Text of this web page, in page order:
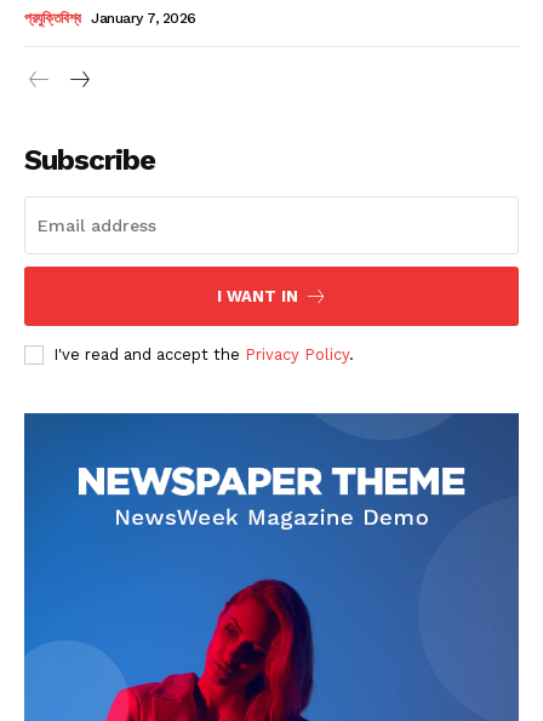
Company
About
Subscription Plans
My account
প্রযুক্তিবিশ্ব January 7, 2026
Subscribe
I WANT IN
I've read and accept the Privacy Policy.